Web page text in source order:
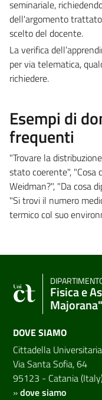
seminariale,
dell'argomento
scelto del docente.
La verifica
per via telematica,
richiedere.
Esempi di
frequenti
"Trovare la
stato coerente", "Cosa
Weidman?", "Da cosa
"Si trovi il numero
termico col suo
Fisica e
Majorana"
DOVE SIAMO
Cittadella Universitaria
Via Santa Sofia, 64
95123 - Catania
»dove siamo